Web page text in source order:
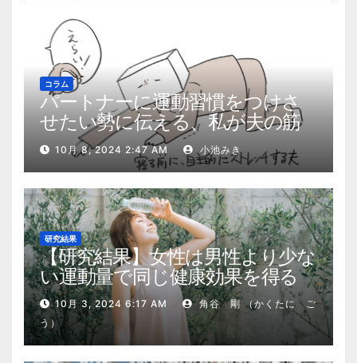
コラム
パートナーに運動習慣をつけさ
せたい勢に伝える、私が夫の筋
肉量を2kg増やした5ステップ
10月 8, 2024 2:47 AM 小池みき
研究結果
【研究結果】女性は男性より少な
い運動量で同じ健康効果を得る
10月 3, 2024 6:17 AM
角谷 剛 （かくたに ご
う）